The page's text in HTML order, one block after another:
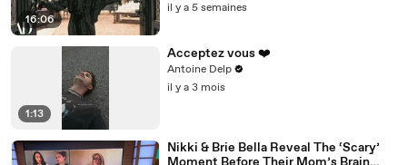
16:06
il y a 5 semaines
1:13
Acceptez vous ❤️
Antoine Delp
il y a 3 mois
Nikki & Brie Bella Reveal The ‘Scary’